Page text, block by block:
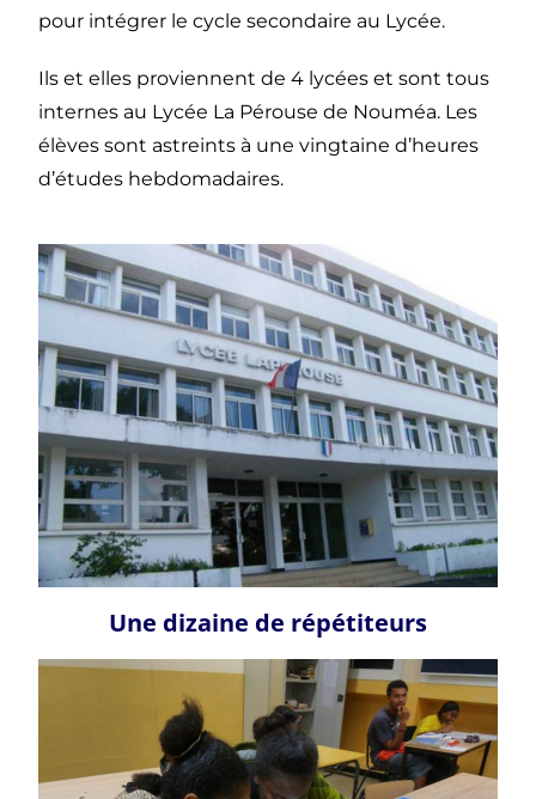
pour intégrer le cycle secondaire au Lycée.
Ils et elles proviennent de 4 lycées et sont tous
internes au Lycée La Pérouse de Nouméa. Les
élèves sont astreints à une vingtaine d’heures
d’études hebdomadaires.
Une dizaine de répétiteurs